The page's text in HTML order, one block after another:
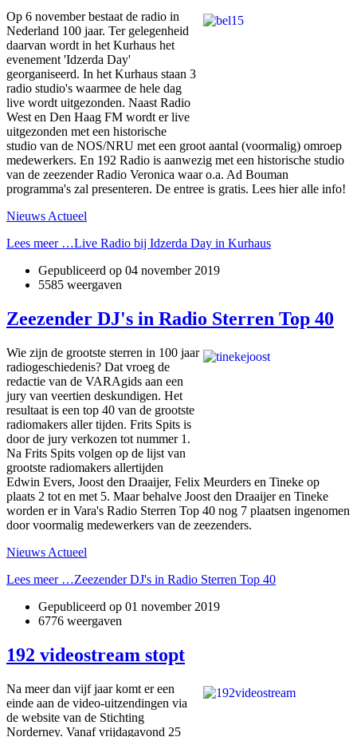
Op 6 november bestaat de radio in
Nederland 100 jaar. Ter gelegenheid
daarvan wordt in het Kurhaus het
evenement 'Idzerda Day'
georganiseerd. In het Kurhaus staan 3
radio studio's waarmee de hele dag
live wordt uitgezonden. Naast Radio
West en Den Haag FM wordt er live
uitgezonden met een historische
studio van de NOS/NRU met een groot aantal (voormalig) omroep
medewerkers. En 192 Radio is aanwezig met een historische studio
van de zeezender Radio Veronica waar o.a. Ad Bouman
programma's zal presenteren. De entree is gratis. Lees hier alle info!
Nieuws Actueel
Lees meer …Live Radio bij Idzerda Day in Kurhaus
Gepubliceerd op 04 november 2019
5585 weergaven
Zeezender DJ's in Radio Sterren Top 40
Wie zijn de grootste sterren in 100 jaar
radiogeschiedenis? Dat vroeg de
redactie van de VARAgids aan een
jury van veertien deskundigen. Het
resultaat is een top 40 van de grootste
radiomakers aller tijden. Frits Spits is
door de jury verkozen tot nummer 1.
Na Frits Spits volgen op de lijst van
grootste radiomakers allertijden
Edwin Evers, Joost den Draaijer, Felix Meurders en Tineke op
plaats 2 tot en met 5. Maar behalve Joost den Draaijer en Tineke
worden er in Vara's Radio Sterren Top 40 nog 7 plaatsen ingenomen
door voormalig medewerkers van de zeezenders.
Nieuws Actueel
Lees meer …Zeezender DJ's in Radio Sterren Top 40
Gepubliceerd op 01 november 2019
6776 weergaven
192 videostream stopt
Na meer dan vijf jaar komt er een
einde aan de video-uitzendingen via
de website van de Stichting
Norderney. Vanaf vrijdagavond 25